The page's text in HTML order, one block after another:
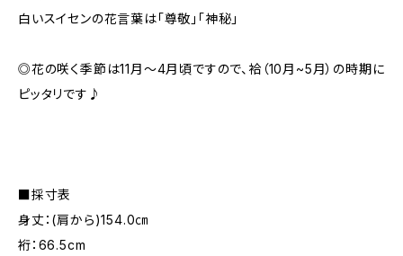
白いスイセンの花言葉は「尊敬」「神秘」
◎花の咲く季節は11月〜4月頃ですので、袷（10月~5月）の時期に
ピッタリです♪
■採寸表
身丈：(肩から)154.0㎝
裄：66.5cm